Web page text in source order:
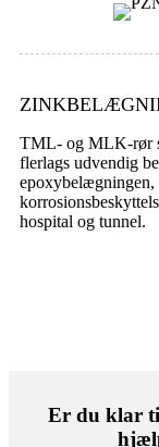
TML- og MLK-rør
flerlags udvendig
epoxybelægningen,
hospital og tunnel.
Er du klar